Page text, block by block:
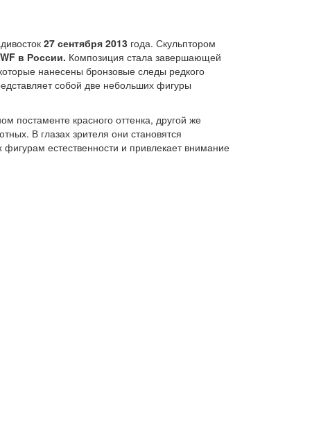
27 сентября 2013года. Скульптором
в России. Композиция стала завершающей
нанесены бронзовые следы редкого
собой две небольших фигуры
постаменте красного оттенка, другой же
В глазах зрителя они становятся
естественности и привлекает внимание